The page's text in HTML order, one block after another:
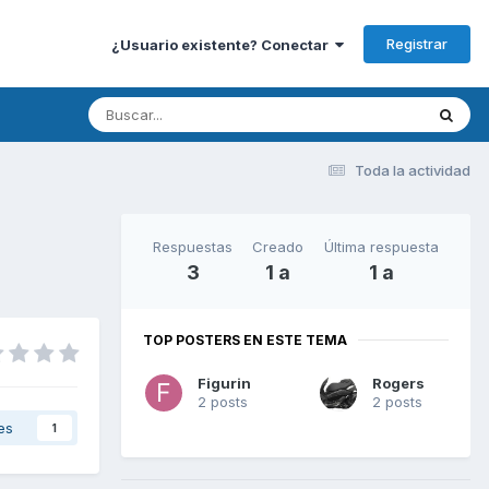
¿Usuario existente? Conectar Registrar
Toda la actividad
1
Respuestas
3
Creado
1 a
Última respuesta
1 a
TOP POSTERS EN ESTE TEMA
Figurin
2 posts
Rogers
2 posts